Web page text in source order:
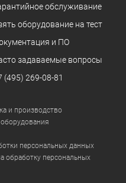
обслуживание
оборудование на тест
и ПО
задаваемые вопросы
(495) 269-08-81
и производство
персональных данных
обработку персональных